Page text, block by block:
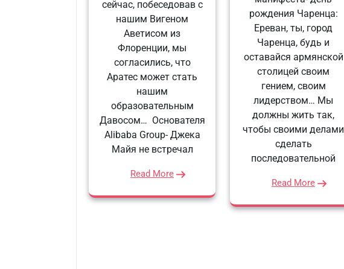
сейчас, побеседовав с
нашим Вигеном
Аветисом из
Флоренции, мы
согласились, что
Аратес может стать
нашим
образовательным
Давосом… Основателя
Alibaba Group- Джека
Майя не встречал
Read More
рождения Чаренца:
Ереван, ты, город
Чаренца, будь и
оставайся армянской
столицей своим
гением, своим
лидерством… Мы
должны жить так,
чтобы своими делами
сделать
последовательной
Read More